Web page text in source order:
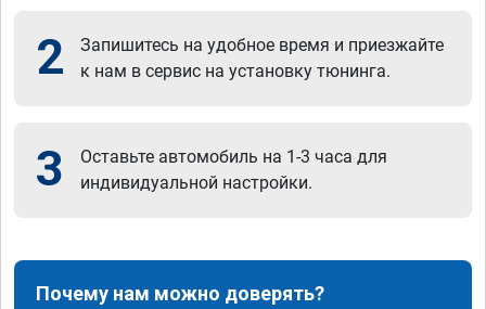
2
Запишитесь на удобное время и приезжайте
к нам в сервис на установку тюнинга.
3
Оставьте автомобиль на 1-3 часа для
индивидуальной настройки.
Почему нам можно доверять?